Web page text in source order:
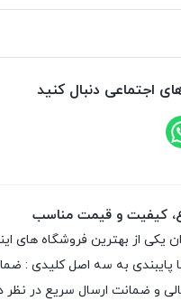
اجتماعی دنبال کنید
کیفیت و قیمت مناسب
یکی از بهترین فروشگاه های
پایبندی به سه اصل کلیدی :
و ضمانت ارسال سریع در نظر